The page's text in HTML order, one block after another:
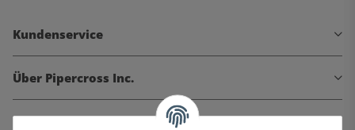
Kundenservice
Über Pipercross Inc.
Informationen